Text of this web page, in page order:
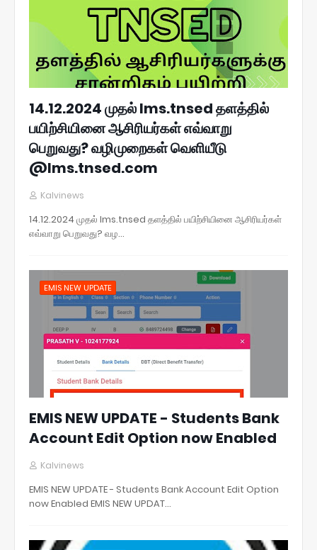
14.12.2024 முதல் lms.tnsed தளத்தில்
பயிற்சியினை ஆசிரியர்கள் எவ்வாறு
பெறுவது? வழிமுறைகள் வெளியீடு
@lms.tnsed.com
Kalvinews
14.12.2024 முதல் lms.tnsed தளத்தில் பயிற்சியினை ஆசிரியர்கள்
எவ்வாறு பெறுவது? வழ…
EMIS NEW UPDATE
EMIS NEW UPDATE - Students Bank
Account Edit Option now Enabled
Kalvinews
EMIS NEW UPDATE - Students Bank Account Edit Option
now Enabled EMIS NEW UPDAT…